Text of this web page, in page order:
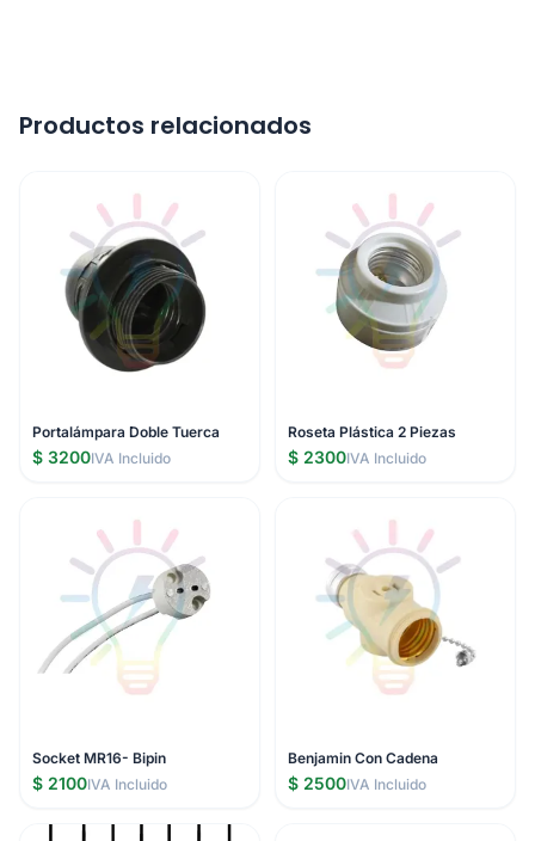
Productos relacionados
Portalámpara Doble Tuerca
$ 3200IVA Incluido
Roseta Plástica 2 Piezas
$ 2300IVA Incluido
Socket MR16- Bipin
$ 2100IVA Incluido
Benjamin Con Cadena
$ 2500IVA Incluido